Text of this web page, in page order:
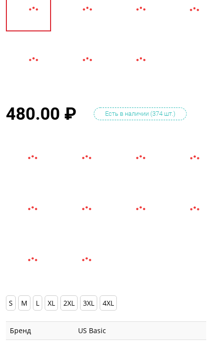
480.00 ₽ Есть в наличии (374 шт.)
S M L XL 2XL 3XL 4XL
Бренд
US Basic